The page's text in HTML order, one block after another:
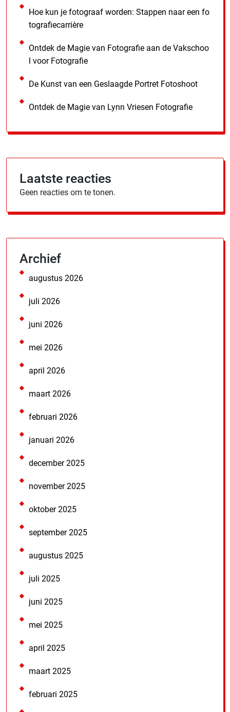
Hoe kun je fotograaf worden: Stappen naar een fo
tografiecarrière
Ontdek de Magie van Fotografie aan de Vakschoo
l voor Fotografie
De Kunst van een Geslaagde Portret Fotoshoot
Ontdek de Magie van Lynn Vriesen Fotografie
Laatste reacties
Geen reacties om te tonen.
Archief
augustus 2026
juli 2026
juni 2026
mei 2026
april 2026
maart 2026
februari 2026
januari 2026
december 2025
november 2025
oktober 2025
september 2025
augustus 2025
juli 2025
juni 2025
mei 2025
april 2025
maart 2025
februari 2025